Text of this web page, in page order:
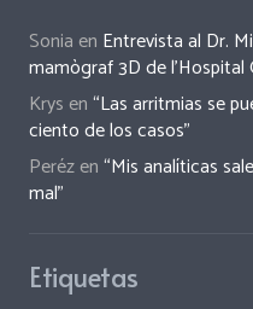
Sonia en Entrevista al Dr.
mamògraf 3D de
Krys en“Las arritmias se
ciento de los casos”
Perézen“Mis analíticas
mal”
Etiquetas